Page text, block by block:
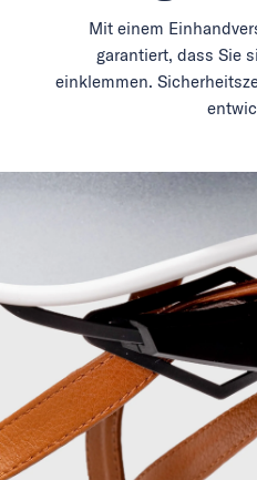
Mit einem
garantiert, dass Sie
einklemmen.